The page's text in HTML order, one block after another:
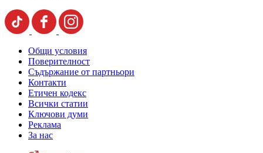
Общи условия
Поверителност
Съдържание от партньори
Контакти
Етичен кодекс
Всички статии
Ключови думи
Реклама
За нас